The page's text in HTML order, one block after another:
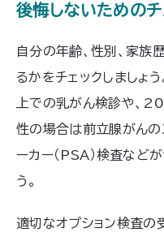
後悔しないためのチ
自分の年齢、性別、家族
るかをチェックしましょ
上での乳がん検診や、
性の場合は前立腺がんの
ーカー（PSA）検査など
う。
適切なオプション検査の